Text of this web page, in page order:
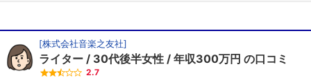
[株式会社音楽之友社]
ライター 30代後半女性 年収300万円 の口コミ
2.7